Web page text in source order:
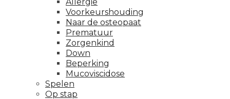
Allergie
Voorkeurshouding
Naar de osteopaat
Prematuur
Zorgenkind
Down
Beperking
Mucoviscidose
Spelen
Op stap